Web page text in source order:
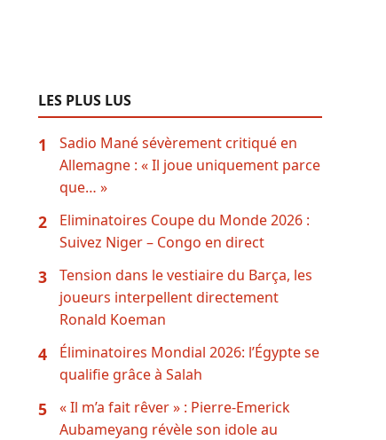
LES PLUS LUS
1
Sadio Mané sévèrement critiqué en
Allemagne : « Il joue uniquement parce
que… »
2
Eliminatoires Coupe du Monde 2026 :
Suivez Niger – Congo en direct
3
Tension dans le vestiaire du Barça, les
joueurs interpellent directement
Ronald Koeman
4
Éliminatoires Mondial 2026: l’Égypte se
qualifie grâce à Salah
5
« Il m’a fait rêver » : Pierre-Emerick
Aubameyang révèle son idole au